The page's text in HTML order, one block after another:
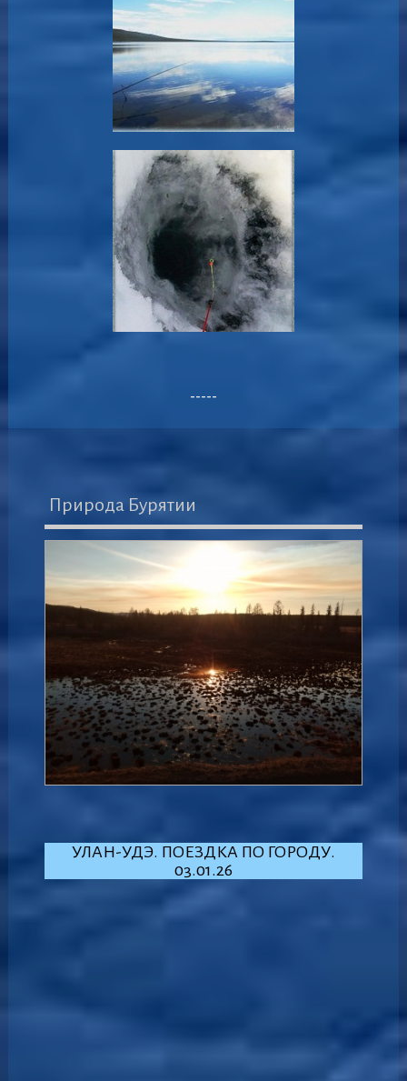
-----
Природа Бурятии
УЛАН-УДЭ. ПОЕЗДКА ПО ГОРОДУ.
03.01.26